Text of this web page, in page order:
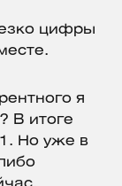
цифры
я
В итоге
Но уже в